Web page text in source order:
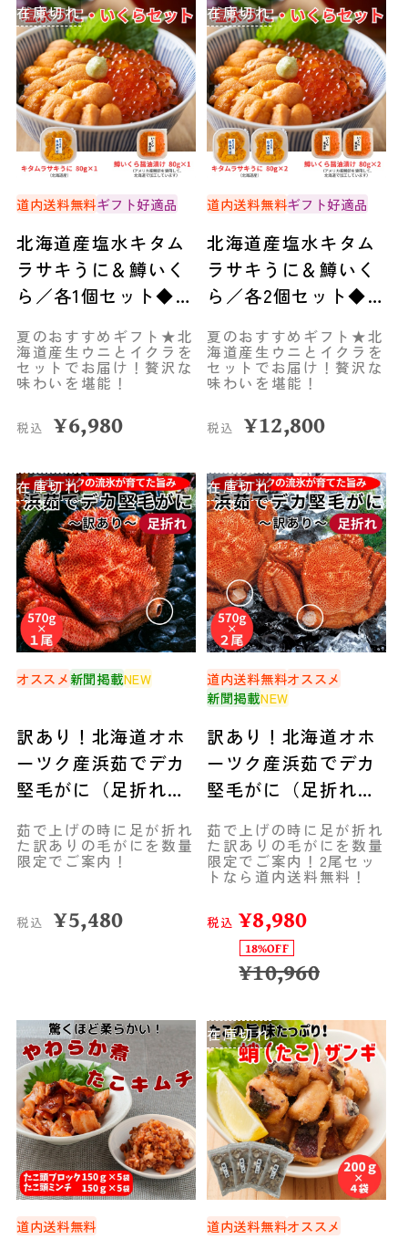
在庫切れ
道内送料無料ギフト好適品
北海道産塩水キタム
ラサキうに＆鱒いく
ら／各1個セット◆共
夏のおすすめギフト★北
海道産生ウニとイクラを
セットでお届け！贅沢な
味わいを堪能！
税込 ¥6,980
在庫切れ
道内送料無料ギフト好適品
北海道産塩水キタム
ラサキうに＆鱒いく
ら／各2個セット◆共
夏のおすすめギフト★北
海道産生ウニとイクラを
セットでお届け！贅沢な
味わいを堪能！
税込 ¥12,800
在庫切れ
オススメ新聞掲載NEW
訳あり！北海道オホ
ーツク産浜茹でデカ
堅毛がに（足折れ）
産
茹で上げの時に足が折れ
た訳ありの毛がにを数量
限定でご案内！
税込 ¥5,480
在庫切れ
道内送料無料オススメ
新聞掲載NEW
訳あり！北海道オホ
ーツク産浜茹でデカ
堅毛がに（足折れ）
産
茹で上げの時に足が折れ
た訳ありの毛がにを数量
限定でご案内！2尾セッ
トなら道内送料無料！
税込 ¥8,980
18%OFF
¥10,960
道内送料無料
在庫切れ
道内送料無料オススメ